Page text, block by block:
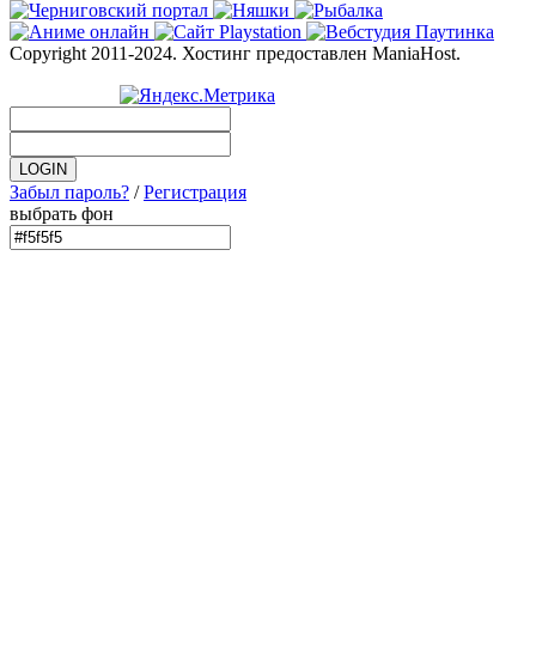
Copyright 2011-2024. Хостинг предоставлен ManiaHost.
Забыл пароль? /Регистрация
выбрать фон